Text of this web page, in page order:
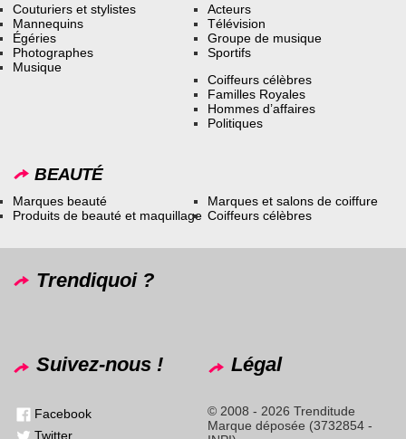
Couturiers et stylistes
Mannequins
Égéries
Photographes
Musique
Acteurs
Télévision
Groupe de musique
Sportifs
Coiffeurs célèbres
Familles Royales
Hommes d’affaires
Politiques
BEAUTÉ
Marques beauté
Produits de beauté et maquillage
Marques et salons de coiffure
Coiffeurs célèbres
Trendiquoi ?
Suivez-nous !
Facebook
Twitter
Légal
© 2008 - 2026 Trenditude
Marque déposée (3732854 -